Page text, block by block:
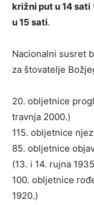
križni put u 14 sati
u 15 sati.
Nacionalni susret
za štovatelje
20. obljetnice
travnja 2000.)
115. obljetnice
85. obljetnice
(13. i 14. rujna
100. obljetnice
1920.)